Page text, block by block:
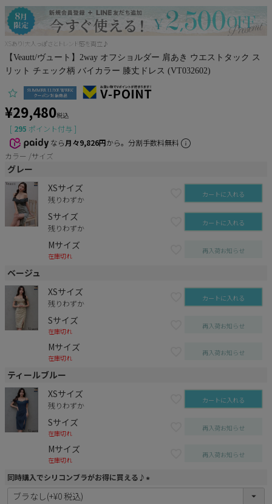
Pleaser
XSあり!大人っぽさとトレンド感を両立♪
【Veautt/ヴュート】2way オフショルダー 肩あき ウエストタック ス
リット チェック柄 バイカラー 膝丈ドレス (VT032602)
¥29,480税込
[ 295 ポイント付与 ]
なら月々9,826円から。分割手数料無料
カラー
サイズ
グレー
XSサイズ
残りわずか カートに入れる
Sサイズ
残りわずか カートに入れる
Mサイズ
在庫切れ
再入荷お知らせ
ベージュ
XSサイズ
残りわずか カートに入れる
Sサイズ
在庫切れ
再入荷お知らせ
Mサイズ
在庫切れ
再入荷お知らせ
ティールブルー
XSサイズ
残りわずか カートに入れる
Sサイズ
在庫切れ
再入荷お知らせ
Mサイズ
在庫切れ
再入荷お知らせ
同時購入でシリコンブラがお得に買える♪
(